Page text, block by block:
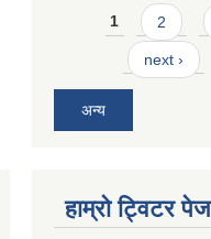
Pages
1 2
next ›
अन्य
हाम्राे ट्विटर पेज